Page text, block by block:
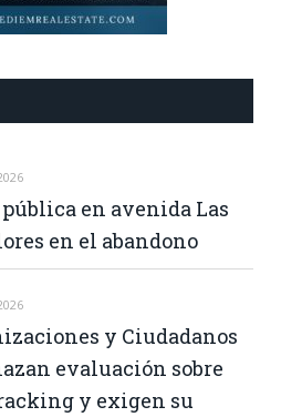
pública en avenida Las
en el abandono
y Ciudadanos
evaluación sobre
y exigen su